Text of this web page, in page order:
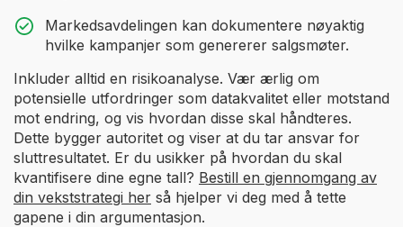
Markedsavdelingen kan dokumentere nøyaktig
hvilke kampanjer som genererer salgsmøter.
Inkluder alltid en risikoanalyse. Vær ærlig om
potensielle utfordringer som datakvalitet eller motstand
mot endring, og vis hvordan disse skal håndteres.
Dette bygger autoritet og viser at du tar ansvar for
sluttresultatet. Er du usikker på hvordan du skal
kvantifisere dine egne tall? Bestill en gjennomgang av
din vekststrategi her så hjelper vi deg med å tette
gapene i din argumentasjon.